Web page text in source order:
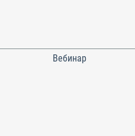
Вебинар